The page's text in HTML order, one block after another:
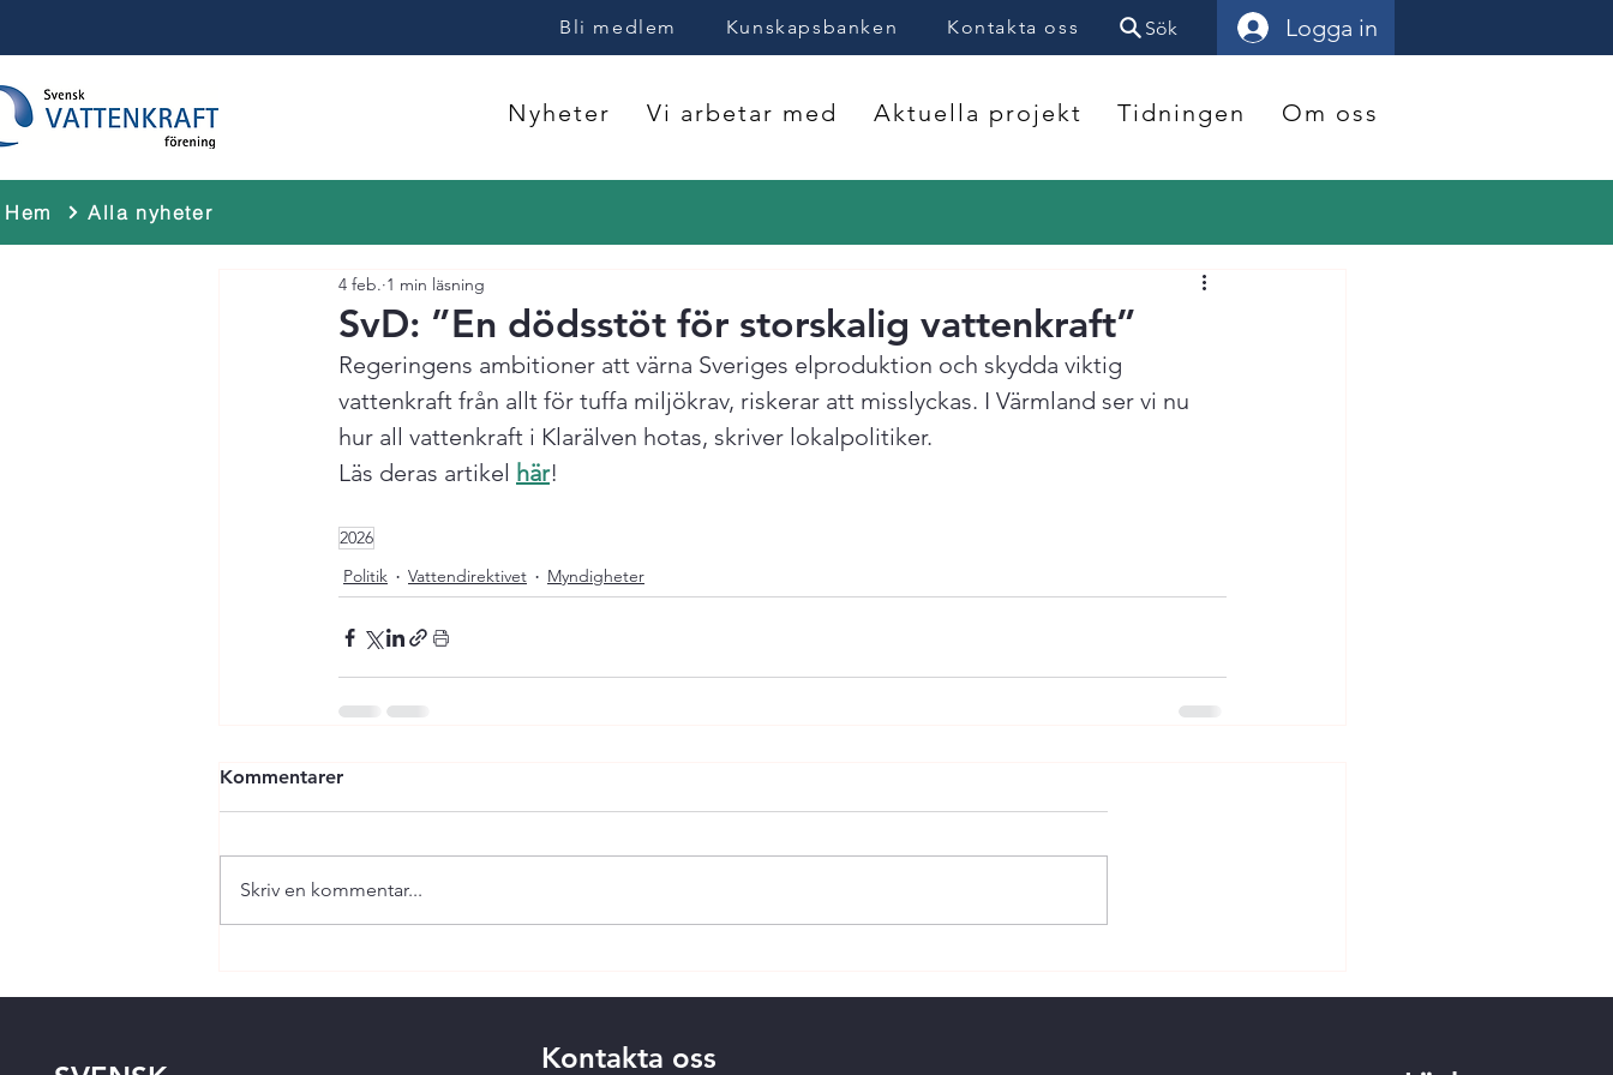
Bli medlem Kunskapsbanken Kontakta oss Sök Logga in
Nyheter Vi arbetar med Aktuella projekt Tidningen Om oss
Hem Alla nyheter
SvD: ”En dödsstöt för storskalig vattenkraft”
4 feb. 1 min läsning
Regeringens ambitioner att värna Sveriges elproduktion och skydda viktig
vattenkraft från allt för tuffa miljökrav, riskerar att misslyckas. I Värmland ser vi nu
hur all vattenkraft i Klarälven hotas, skriver lokalpolitiker.
Läs deras artikel här!
2026
Politik
Vattendirektivet Myndigheter
Kommentarer
Skriv en kommentar...
Kontakta oss